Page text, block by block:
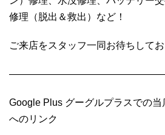
修理（脱出＆救出）など！
ご来店をスタッフ一同お待ちして
Google Plus グーグルプラスでの
へのリンク